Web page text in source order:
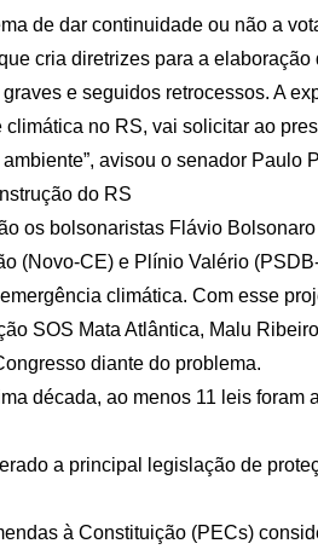
de dar continuidade ou não a
cria diretrizes para a
e seguidos retrocessos. A
no RS, vai solicitar ao
avisou o senador Paulo
do RS
os bolsonaristas Flávio
(Novo-CE) e Plínio Valério
climática. Com esse
SOS Mata Atlântica, Malu
diante do problema.
década, ao menos 11 leis
a principal legislação de
à Constituição (PECs)